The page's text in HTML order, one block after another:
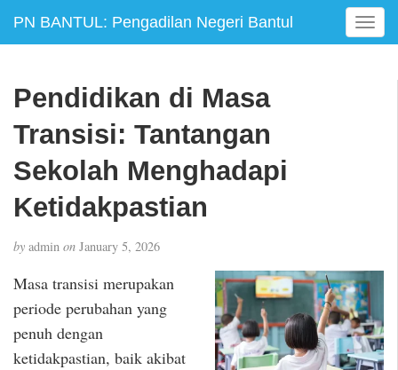
PN BANTUL: Pengadilan Negeri Bantul
T
o
i
o
n
Pendidikan di Masa
Transisi: Tantangan
Sekolah Menghadapi
Ketidakpastian
by admin on January 5, 2026
Masa transisi merupakan
periode perubahan yang
penuh dengan
ketidakpastian, baik akibat